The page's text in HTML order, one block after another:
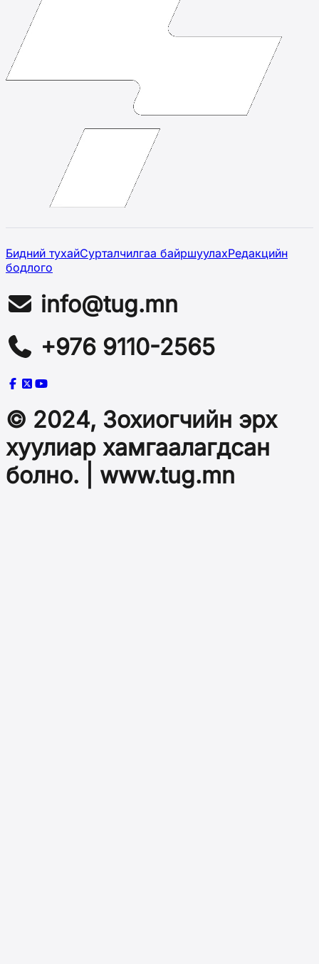
Бидний тухайСурталчилгаа байршуулахРедакцийн
бодлого
info@tug.mn
+976 9110-2565
© 2024, Зохиогчийн эрх
хуулиар хамгаалагдсан
болно. | www.tug.mn